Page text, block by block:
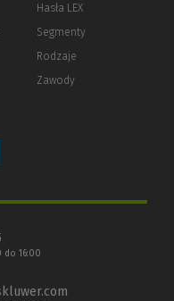
Hasła LEX
Segmenty
Rodzaje
Zawody
do 16:00